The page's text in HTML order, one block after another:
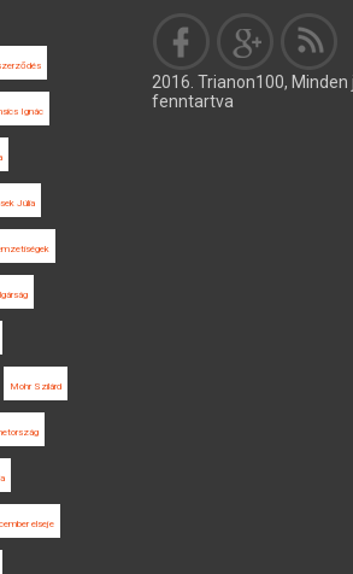
Ignác
Júlia
Mohr Szilárd
elseje
2016. Trianon100, Minden
fenntartva